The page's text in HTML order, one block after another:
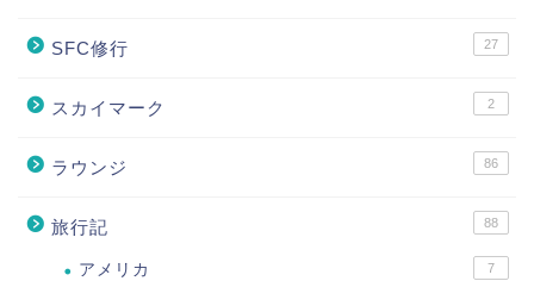
SFC修行 27
スカイマーク 2
ラウンジ 86
旅行記 88
アメリカ 7